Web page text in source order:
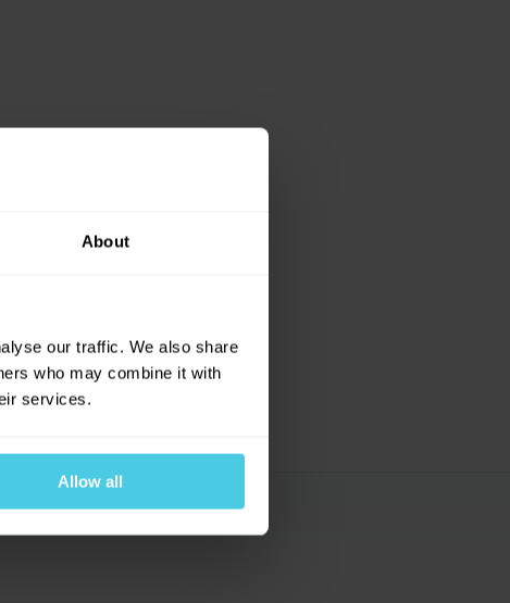
About
our traffic. We also share
who may combine it with
services.
Allow all